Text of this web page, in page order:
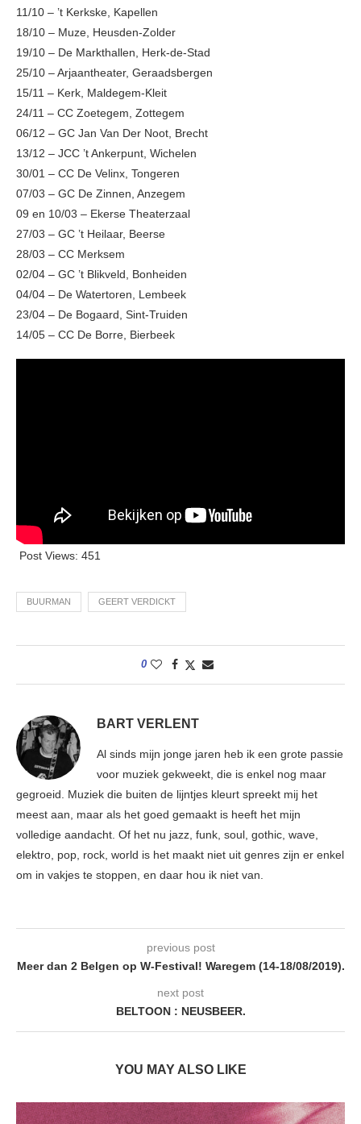
11/10 – ’t Kerkske, Kapellen
18/10 – Muze, Heusden-Zolder
19/10 – De Markthallen, Herk-de-Stad
25/10 – Arjaantheater, Geraadsbergen
15/11 – Kerk, Maldegem-Kleit
24/11 – CC Zoetegem, Zottegem
06/12 – GC Jan Van Der Noot, Brecht
13/12 – JCC ’t Ankerpunt, Wichelen
30/01 – CC De Velinx, Tongeren
07/03 – GC De Zinnen, Anzegem
09 en 10/03 – Ekerse Theaterzaal
27/03 – GC ’t Heilaar, Beerse
28/03 – CC Merksem
02/04 – GC ’t Blikveld, Bonheiden
04/04 – De Watertoren, Lembeek
23/04 – De Bogaard, Sint-Truiden
14/05 – CC De Borre, Bierbeek
Post Views: 451
BUURMAN GEERT VERDICKT
0
BART VERLENT
Al sinds mijn jonge jaren heb ik een grote passie
voor muziek gekweekt, die is enkel nog maar
gegroeid. Muziek die buiten de lijntjes kleurt spreekt mij het
meest aan, maar als het goed gemaakt is heeft het mijn
volledige aandacht. Of het nu jazz, funk, soul, gothic, wave,
elektro, pop, rock, world is het maakt niet uit genres zijn er enkel
om in vakjes te stoppen, en daar hou ik niet van.
previous post
Meer dan 2 Belgen op W-Festival! Waregem (14-18/08/2019).
next post
BELTOON : NEUSBEER.
YOU MAY ALSO LIKE